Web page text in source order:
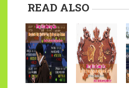
READ ALSO